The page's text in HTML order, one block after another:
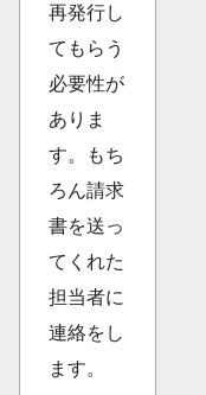
再発行し
てもらう
必要性が
ありま
す。もち
ろん請求
書を送っ
てくれた
担当者に
連絡をし
ます。